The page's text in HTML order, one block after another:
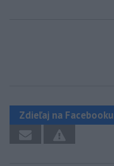
Zdieľaj na Facebooku